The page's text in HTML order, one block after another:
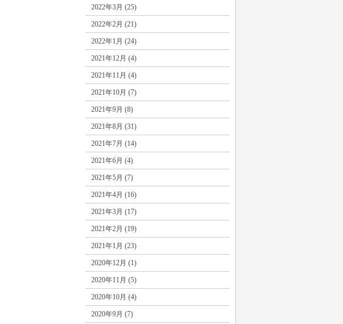
2022年3月 (25)
2022年2月 (21)
2022年1月 (24)
2021年12月 (4)
2021年11月 (4)
2021年10月 (7)
2021年9月 (8)
2021年8月 (31)
2021年7月 (14)
2021年6月 (4)
2021年5月 (7)
2021年4月 (16)
2021年3月 (17)
2021年2月 (19)
2021年1月 (23)
2020年12月 (1)
2020年11月 (5)
2020年10月 (4)
2020年9月 (7)